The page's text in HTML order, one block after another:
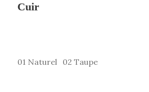
Cuir
01 Naturel 02 Taupe